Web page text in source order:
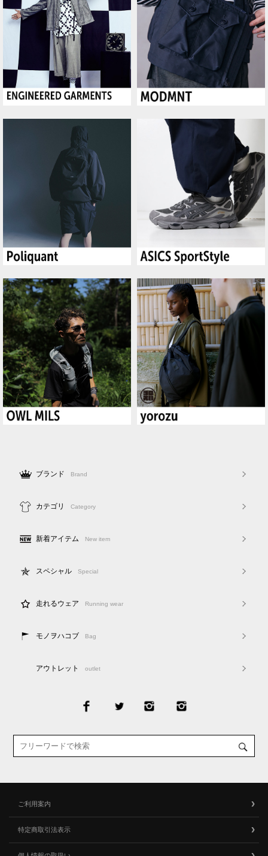
ブランド Brand
カテゴリ Category
新着アイテム New item
スペシャル Special
走れるウェア Running wear
モノヲハコブ Bag
アウトレット outlet
ご利用案内
特定商取引法表示